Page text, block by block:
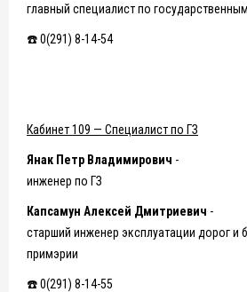
главный специалист по
☎️ 0(291) 8-14-54
Кабинет 109 — Специалист по ГЗ
Янак Петр Владимирович -
инженер по ГЗ
Капсамун Алексей Дмитриевич -
старший инженер эксплуатации дорог и
примэрии
☎️ 0(291) 8-14-55